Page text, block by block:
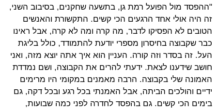
"ההפסד מול הפועל רמת גן, בתשעה שחקנים, בסיבוב השני,
זה היה אולי אחד הרגעים הכי קשים. התקשורת והאנשים
הטובים לא הפסיקו לדבר, מה קרה ומה לא קרה, אבל ראינו
כבר שקבוצה בחיסרון מספרי יודעת להתמודד, כולל בליגת
העל. זה בסדר וזה קורה. העניין הוא איך אתה יוצא מזה, ואני
חושב שידענו לצאת. ידעתי להרים את הקבוצה, ושם נמדדת
האמונה שלי בקבוצה. הרבה מאמנים במקומי היו מרימים
ידיים והולכים הביתה, אבל האמנתי בכל רגע ובכל דקה, גם
בימים הכי קשים. גם בהפסד לחדרה לפני כמה שבועות,